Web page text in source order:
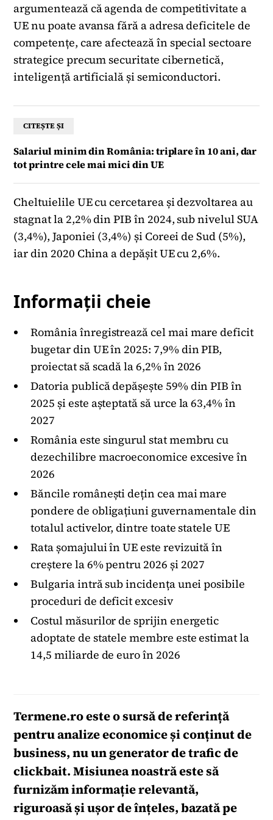
argumentează că agenda de competitivitate a
UE nu poate avansa fără a adresa deficitele de
competențe, care afectează în special sectoare
strategice precum securitate cibernetică,
inteligență artificială și semiconductori.
CITEȘTE ȘI
Salariul minim din România: triplare în 10 ani, dar
tot printre cele mai mici din UE
Cheltuielile UE cu cercetarea și dezvoltarea au
stagnat la 2,2% din PIB în 2024, sub nivelul SUA
(3,4%), Japoniei (3,4%) și Coreei de Sud (5%),
iar din 2020 China a depășit UE cu 2,6%.
Informații cheie
România înregistrează cel mai mare deficit
bugetar din UE în 2025: 7,9% din PIB,
proiectat să scadă la 6,2% în 2026
Datoria publică depășește 59% din PIB în
2025 și este așteptată să urce la 63,4% în
2027
România este singurul stat membru cu
dezechilibre macroeconomice excesive în
2026
Băncile românești dețin cea mai mare
pondere de obligațiuni guvernamentale din
totalul activelor, dintre toate statele UE
Rata șomajului în UE este revizuită în
creștere la 6% pentru 2026 și 2027
Bulgaria intră sub incidența unei posibile
proceduri de deficit excesiv
Costul măsurilor de sprijin energetic
adoptate de statele membre este estimat la
14,5 miliarde de euro în 2026
Termene.roeste o sursă de referință
pentru analize economice și conținut de
business, nu un generator de trafic de
clickbait. Misiunea noastră este să
furnizăm informație relevantă,
riguroasă și ușor de înțeles, bazată pe